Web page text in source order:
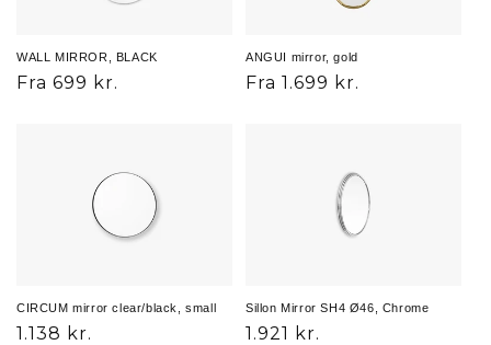
WALL MIRROR, BLACK
Normalpris
Fra 699 kr.
ANGUI mirror, gold
Normalpris
Fra 1.699 kr.
CIRCUM mirror clear/black, small
Udsalgspris
1.138 kr.
Sillon Mirror SH4 Ø46, Chrome
Normalpris
1.921 kr.